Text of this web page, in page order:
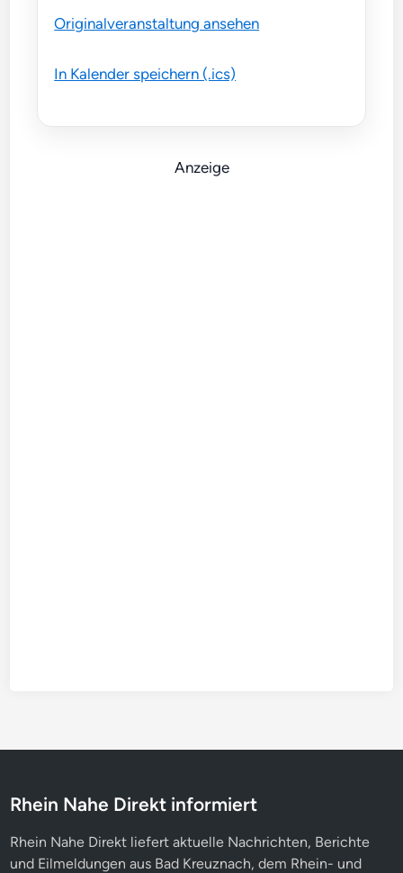
Originalveranstaltung ansehen
In Kalender speichern (.ics)
Anzeige
Rhein Nahe Direkt informiert
Rhein Nahe Direkt liefert aktuelle Nachrichten, Berichte
und Eilmeldungen aus Bad Kreuznach, dem Rhein- und